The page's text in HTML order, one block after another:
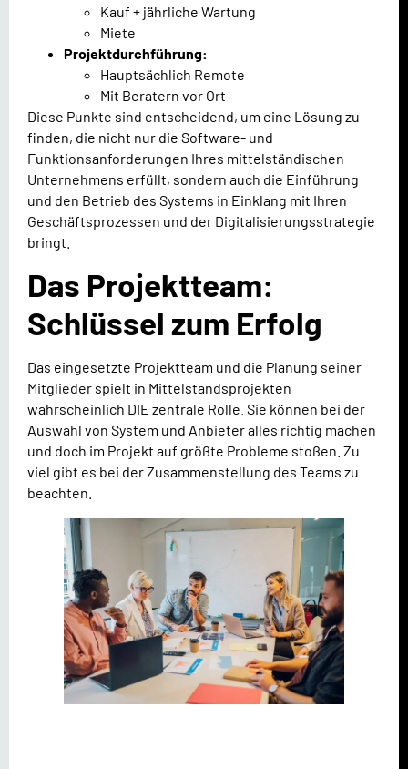
Kauf + jährliche Wartung
Miete
Projektdurchführung:
Hauptsächlich Remote
Mit Beratern vor Ort
Diese Punkte sind entscheidend, um eine Lösung zu
finden, die nicht nur die Software- und
Funktionsanforderungen Ihres mittelständischen
Unternehmens erfüllt, sondern auch die Einführung
und den Betrieb des Systems in Einklang mit Ihren
Geschäftsprozessen und der Digitalisierungsstrategie
bringt.
Das Projektteam:
Schlüssel zum Erfolg
Das eingesetzte Projektteam und die Planung seiner
Mitglieder spielt in Mittelstandsprojekten
wahrscheinlich DIE zentrale Rolle. Sie können bei der
Auswahl von System und Anbieter alles richtig machen
und doch im Projekt auf größte Probleme stoßen. Zu
viel gibt es bei der Zusammenstellung des Teams zu
beachten.